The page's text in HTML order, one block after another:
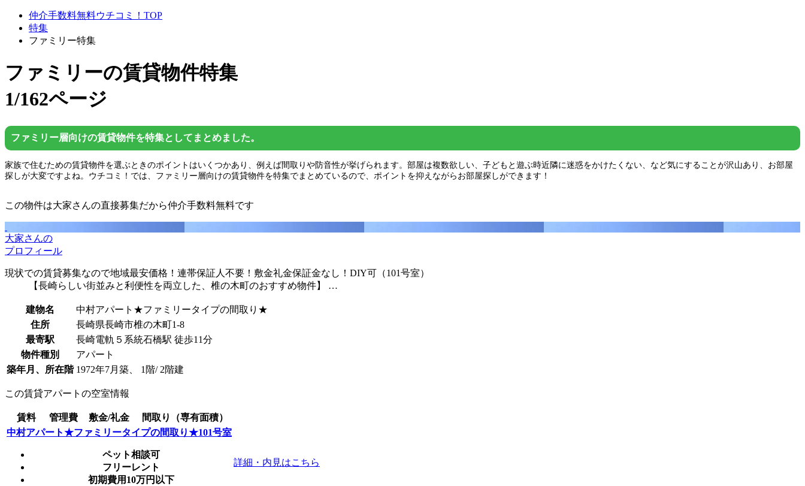
仲介手数料無料ウチコミ！TOP
特集
ファミリー特集
ファミリーの賃貸物件特集
1/162ページ
ファミリー層向けの賃貸物件を特集としてまとめました。
家族で住むための賃貸物件を選ぶときのポイントはいくつかあり、例えば間取りや防音性が挙げられます。部屋は複数欲しい、子どもと遊ぶ時近隣に迷惑をかけたくない、など気にすることが沢山あり、お部屋
探しが大変ですよね。ウチコミ！では、ファミリー層向けの賃貸物件を特集でまとめているので、ポイントを抑えながらお部屋探しができます！
この物件は大家さんの直接募集だから仲介手数料無料です
大家さんの
プロフィール
現状での賃貸募集なので地域最安価格！連帯保証人不要！敷金礼金保証金なし！DIY可（101号室）
【長崎らしい街並みと利便性を両立した、椎の木町のおすすめ物件】 …
建物名
中村アパート★ファミリータイプの間取り★
住所
長崎県長崎市椎の木町1-8
最寄駅
長崎電軌５系統石橋駅 徒歩11分
物件種別
アパート
築年月、所在階 1972年7月築、 1階/ 2階建
この賃貸アパートの空室情報
賃料 管理費 敷金/礼金
間取り（専有面積）
中村アパート★ファミリータイプの間取り★101号室
ペット相談可
フリーレント
初期費用10万円以下
詳細・内見はこちら